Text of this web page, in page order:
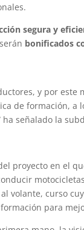
segura y
bonificados
y por este
de formación, a
señalado la
proyecto en el
volante, curso
para